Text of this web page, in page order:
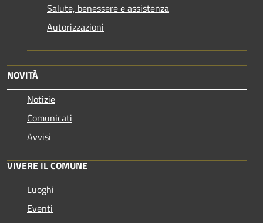
Salute, benessere e assistenza
Autorizzazioni
NOVITÀ
Notizie
Comunicati
Avvisi
VIVERE IL COMUNE
Luoghi
Eventi